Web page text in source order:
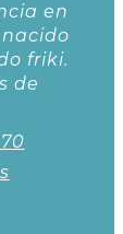
en
friki.
de